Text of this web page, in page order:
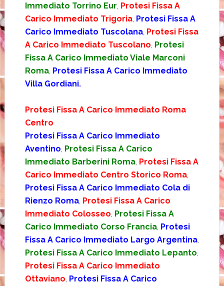
Immediato Torrino Eur Protesi Fissa A
Carico Immediato Trigoria, Protesi Fissa A
Carico Immediato Tuscolana, Protesi Fissa
A Carico Immediato Tuscolano Protesi
Fissa A Carico Immediato Viale Marconi
Roma, Protesi Fissa A Carico Immediato
Villa Gordiani.
Protesi Fissa A Carico Immediato Roma
Centro
Protesi Fissa A Carico Immediato
Aventino Protesi Fissa A Carico
Immediato Barberini Roma, Protesi Fissa A
Carico Immediato Centro Storico Roma,
Protesi Fissa A Carico Immediato Cola di
Rienzo Roma, Protesi Fissa A Carico
Immediato Colosseo Protesi Fissa A
Carico Immediato Corso Francia, Protesi
Fissa A Carico Immediato Largo Argentina,
Protesi Fissa A Carico Immediato Lepanto
Protesi Fissa A Carico Immediato
Ottaviano Protesi Fissa A Carico